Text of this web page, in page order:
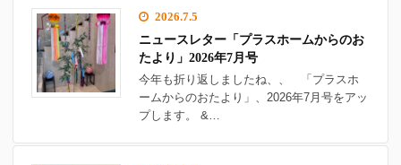
2026.7.5
ニュースレター「プラスホームからのお
たより」2026年7月号
今年も折り返しましたね、、 「プラスホ
ームからのおたより」、2026年7月号をアッ
プします。 &…